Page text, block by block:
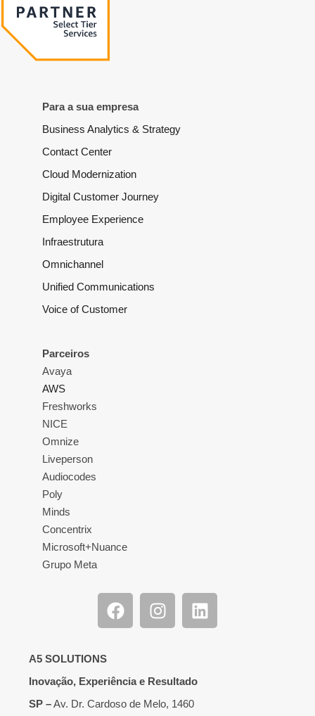
Para a sua empresa
Business Analytics & Strategy
Contact Center
Cloud Modernization
Digital Customer Journey
Employee Experience
Infraestrutura
Omnichannel
Unified Communications
Voice of Customer
Parceiros
Avaya
AWS
Freshworks
NICE
Omnize
Liveperson
Audiocodes
Poly
Minds
Concentrix
Microsoft+Nuance
Grupo Meta
A5 SOLUTIONS
Inovação, Experiência e Resultado
SP –Av. Dr. Cardoso de Melo, 1460